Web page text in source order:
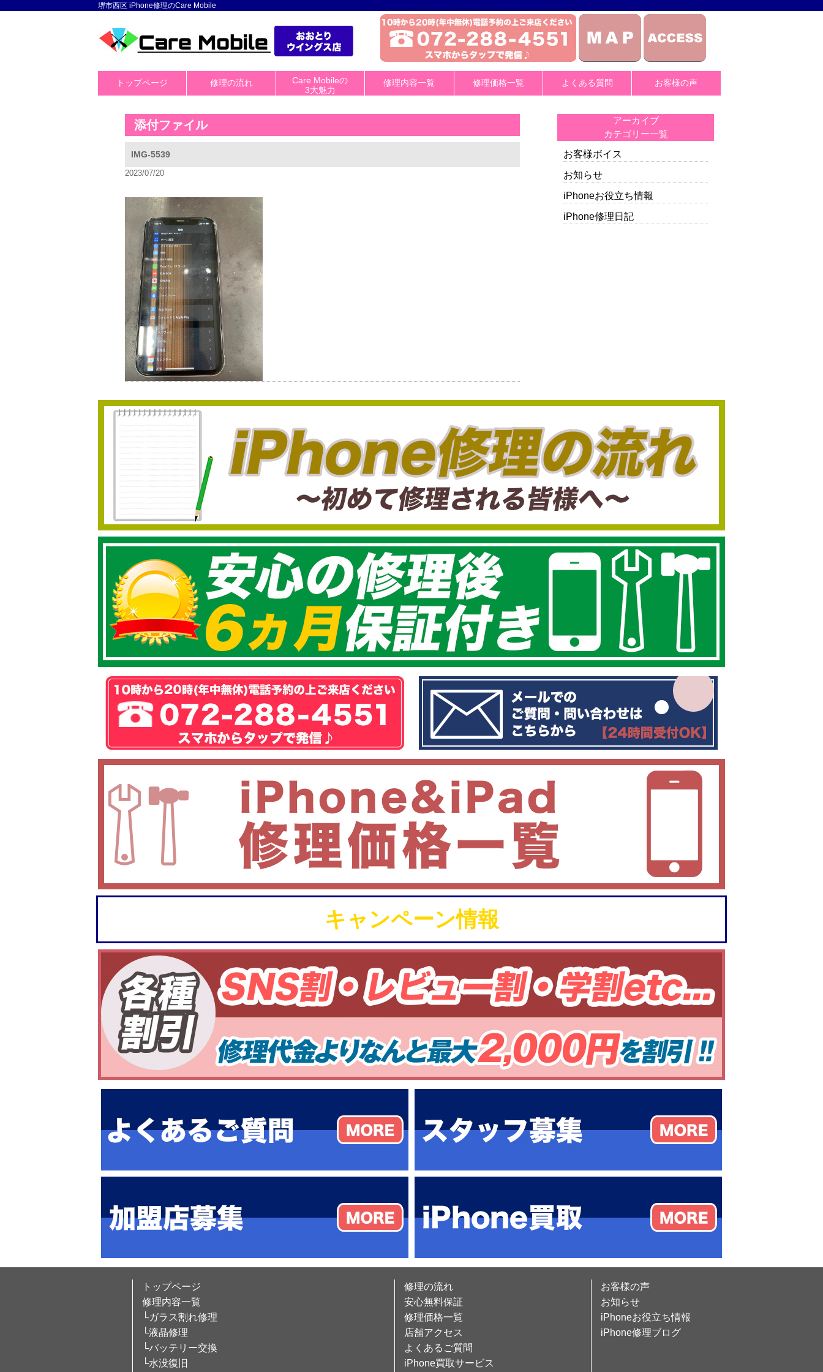
堺市西区 iPhone修理のCare Mobile
トップページ 修理の流れ
Care Mobileの
3大魅力
修理内容一覧 修理価格一覧 よくある質問 お客様の声
添付ファイル
IMG-5539
2023/07/20
アーカイブ
カテゴリー一覧
お客様ボイス
お知らせ
iPhoneお役立ち情報
iPhone修理日記
キャンペーン情報
トップページ
修理内容一覧
└ガラス割れ修理
└液晶修理
└バッテリー交換
└水没復旧
修理の流れ
安心無料保証
修理価格一覧
店舗アクセス
よくあるご質問
iPhone買取サービス
お客様の声
お知らせ
iPhoneお役立ち情報
iPhone修理ブログ